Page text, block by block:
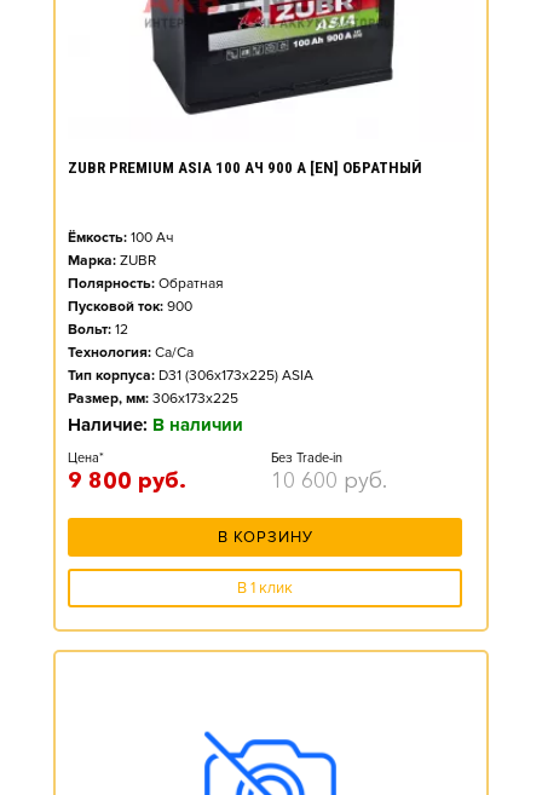
ZUBR PREMIUM ASIA 100 АЧ 900 А [EN] ОБРАТНЫЙ
Ёмкость: 100 Ач
Марка: ZUBR
Полярность: Обратная
Пусковой ток: 900
Вольт: 12
Технология: Ca/Ca
Тип корпуса: D31 (306x173x225) ASIA
Размер, мм: 306x173x225
Наличие: В наличии
Цена*
9 800 руб.
Без Trade-in
10 600 руб.
В КОРЗИНУ
В 1 клик